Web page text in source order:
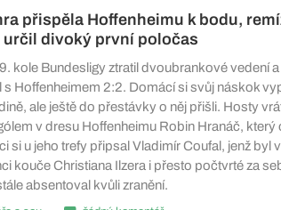
přispěla Hoffenheimu k bodu,
divoký první poločas
kole Bundesligy ztratil dvoubrankové vedení
s Hoffenheimem 2:2. Domácí si svůj náskok
ale ještě do přestávky o něj přišli. Hosty
v dresu Hoffenheimu Robin Hranáč, který
si u jeho trefy připsal Vladimír Coufal, jenž byl
kouče Christiana Ilzera i přesto počtvrté za
absentoval kvůli zranění.